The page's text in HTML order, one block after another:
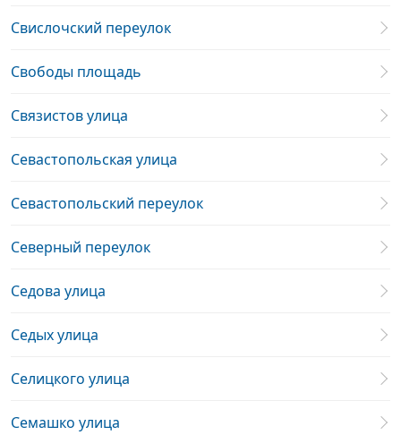
Свислочский переулок
Свободы площадь
Связистов улица
Севастопольская улица
Севастопольский переулок
Северный переулок
Седова улица
Седых улица
Селицкого улица
Семашко улица